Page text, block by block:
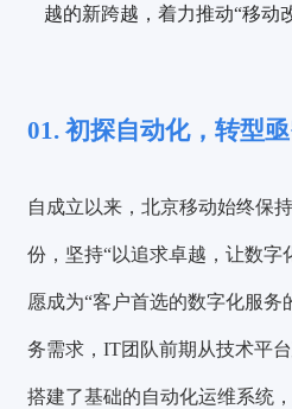
越的新跨越，着力推动“移动
01. 初探自动化，转型
自成立以来，北京移动始终保
份，坚持“以追求卓越，让数字
愿成为“客户首选的数字化服务
务需求，IT团队前期从技术平
搭建了基础的自动化运维系统